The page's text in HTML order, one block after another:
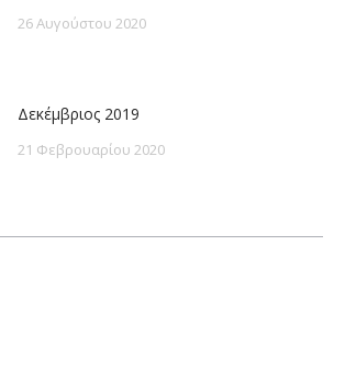
26 Αυγούστου 2020
Δεκέμβριος 2019
21 Φεβρουαρίου 2020